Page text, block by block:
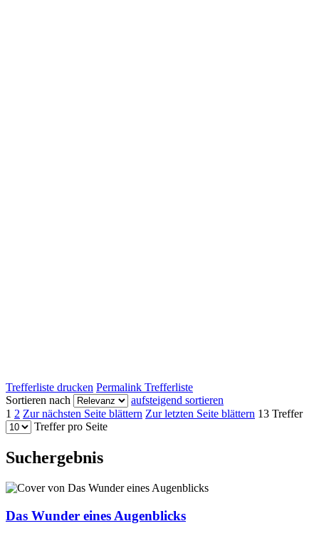
Trefferliste drucken Permalink Trefferliste
Sortieren nach
aufsteigend sortieren
1 2 Zur nächsten Seite blättern Zur letzten Seite blättern 13 Treffer
Treffer pro Seite
Suchergebnis
Das Wunder eines Augenblicks